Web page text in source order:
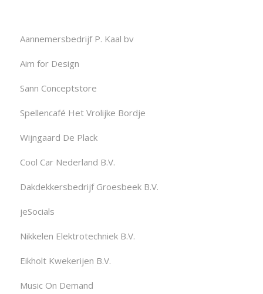
Aannemersbedrijf P. Kaal bv
Aim for Design
Sann Conceptstore
Spellencafé Het Vrolijke Bordje
Wijngaard De Plack
Cool Car Nederland B.V.
Dakdekkersbedrijf Groesbeek B.V.
jeSocials
Nikkelen Elektrotechniek B.V.
Eikholt Kwekerijen B.V.
Music On Demand